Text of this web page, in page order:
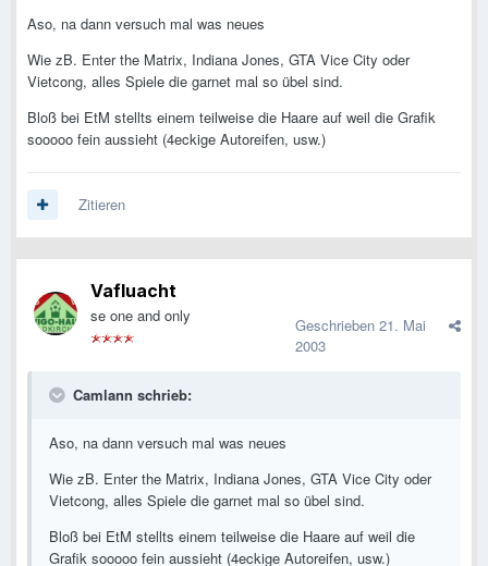
Aso, na dann versuch mal was neues
Wie zB. Enter the Matrix, Indiana Jones, GTA Vice City oder
Vietcong, alles Spiele die garnet mal so übel sind.
Bloß bei EtM stellts einem teilweise die Haare auf weil die Grafik
sooooo fein aussieht (4eckige Autoreifen, usw.)
Zitieren
Vafluacht
se one and only Geschrieben 21. Mai
2003
Camlann schrieb:
Aso, na dann versuch mal was neues
Wie zB. Enter the Matrix, Indiana Jones, GTA Vice City oder
Vietcong, alles Spiele die garnet mal so übel sind.
Bloß bei EtM stellts einem teilweise die Haare auf weil die
Grafik sooooo fein aussieht (4eckige Autoreifen, usw.)